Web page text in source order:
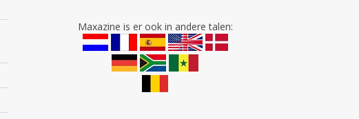
Maxazine is er ook in andere talen: